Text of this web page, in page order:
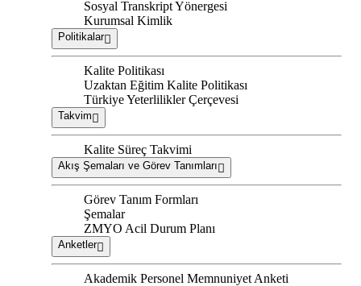
Sosyal Transkript Yönergesi
Kurumsal Kimlik
Politikalar
Kalite Politikası
Uzaktan Eğitim Kalite Politikası
Türkiye Yeterlilikler Çerçevesi
Takvim
Kalite Süreç Takvimi
Akış Şemaları ve Görev Tanımları
Görev Tanım Formları
Şemalar
ZMYO Acil Durum Planı
Anketler
Akademik Personel Memnuniyet Anketi